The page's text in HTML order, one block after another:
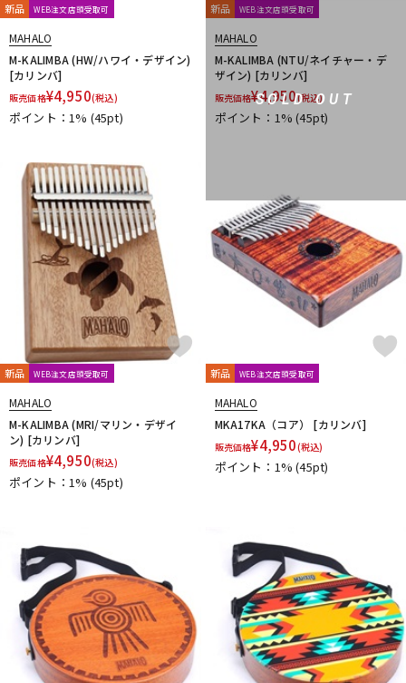
新品 WEB注文店頭受取可
MAHALO
M-KALIMBA (HW/ハワイ・デザイン)
[カリンバ]
販売価格¥4,950(税込)
ポイント：1% (45pt)
SOLD OUT
新品 WEB注文店頭受取可
MAHALO
M-KALIMBA (NTU/ネイチャー・デ
ザイン) [カリンバ]
販売価格¥4,950(税込)
ポイント：1%(45pt)
新品 WEB注文店頭受取可
MAHALO
M-KALIMBA (MRI/マリン・デザイ
ン) [カリンバ]
販売価格¥4,950(税込)
ポイント：1% (45pt)
新品 WEB注文店頭受取可
MAHALO
MKA17KA（コア） [カリンバ]
販売価格¥4,950(税込)
ポイント：1%(45pt)